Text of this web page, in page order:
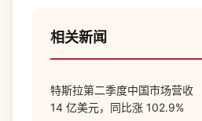
相关新闻
特斯拉第二季度中国市场营收
14 亿美元，同比涨 102.9%